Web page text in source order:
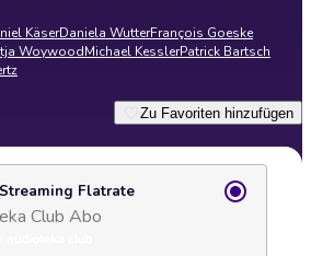
KäserDaniela WutterFrançois Goeske
WoywoodMichael KesslerPatrick Bartsch
Zu Favoriten hinzufügen
Flatrate
Club Abo